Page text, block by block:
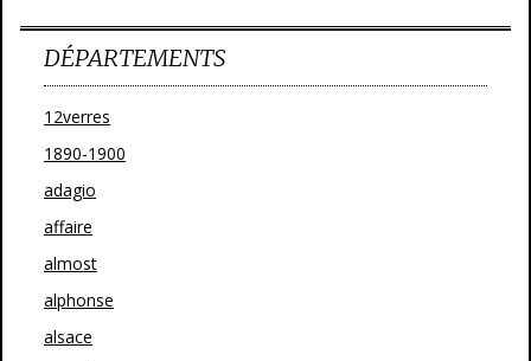
DÉPARTEMENTS
12verres
1890-1900
adagio
affaire
almost
alphonse
alsace